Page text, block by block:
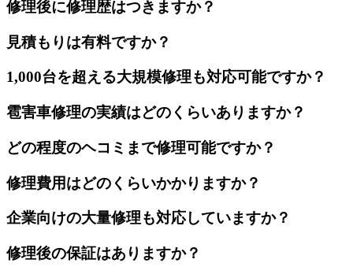
修理後に修理歴はつきますか？
見積もりは有料ですか？
1,000台を超える大規模修理も対応可能ですか？
雹害車修理の実績はどのくらいありますか？
どの程度のヘコミまで修理可能ですか？
修理費用はどのくらいかかりますか？
企業向けの大量修理も対応していますか？
修理後の保証はありますか？